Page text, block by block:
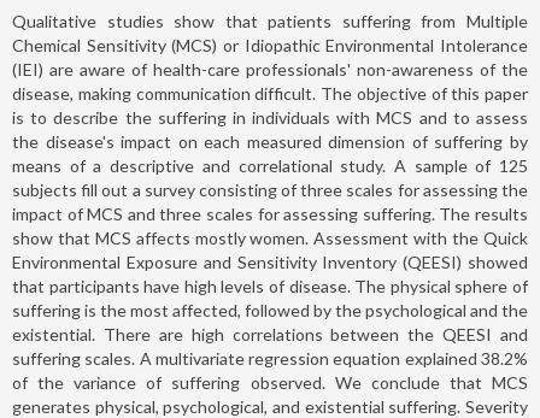
Qualitative studies show that patients suffering from Multiple
Chemical Sensitivity (MCS) or Idiopathic Environmental Intolerance
(IEI) are aware of health-care professionals' non-awareness of the
disease, making communication difficult. The objective of this paper
is to describe the suffering in individuals with MCS and to assess
the disease's impact on each measured dimension of suffering by
means of a descriptive and correlational study. A sample of 125
subjects fill out a survey consisting of three scales for assessing the
impact of MCS and three scales for assessing suffering. The results
show that MCS affects mostly women. Assessment with the Quick
Environmental Exposure and Sensitivity Inventory (QEESI) showed
that participants have high levels of disease. The physical sphere of
suffering is the most affected, followed by the psychological and the
existential. There are high correlations between the QEESI and
suffering scales. A multivariate regression equation explained 38.2%
of the variance of suffering observed. We conclude that MCS
generates physical, psychological, and existential suffering. Severity